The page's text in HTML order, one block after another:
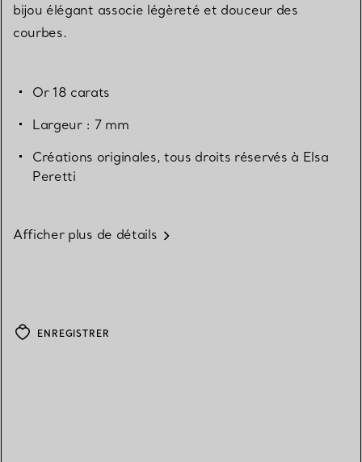
bijou élégant associe légèreté et douceur des
courbes.
Or 18 carats
Largeur : 7 mm
Créations originales, tous droits réservés à Elsa
Peretti
Afficher plus de détails
ENREGISTRER